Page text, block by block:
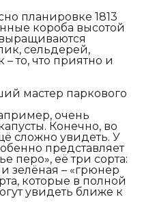
планировке 1813
короба высотой
сельдерей,
– то, что приятно и
мастер паркового
очень
Конечно, во
сложно увидеть. У
представляет
перо», её три сорта:
зелёная – «грюнер
которые в полной
увидеть ближе к